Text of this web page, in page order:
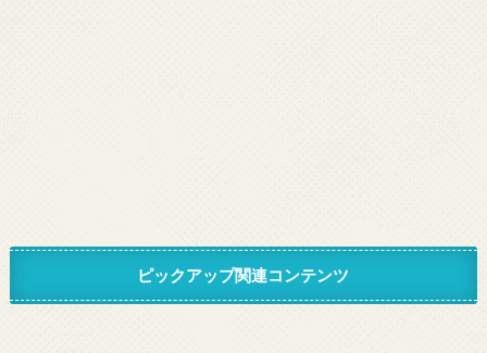
ピックアップ関連コンテンツ